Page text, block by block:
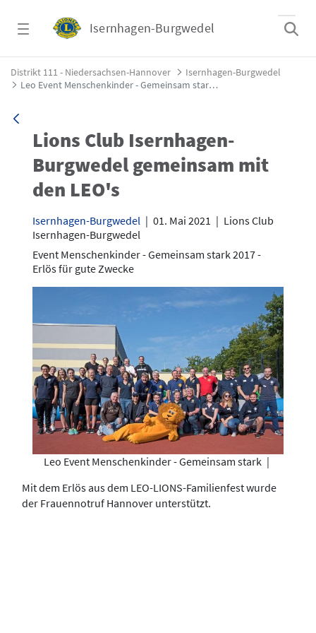
Isernhagen-Burgwedel
Leo Event Menschenkinder - Gemeinsam
Distrikt 111 - Niedersachsen-Hannover
Isernhagen-Burgwedel
Leo Event Menschenkinder - Gemeinsam stark 2017
Lions Club Isernhagen-
Burgwedel gemeinsam mit
den LEO's
Isernhagen-Burgwedel | 01. Mai 2021 | Lions Club
Isernhagen-Burgwedel
Event Menschenkinder - Gemeinsam stark 2017 -
Erlös für gute Zwecke
Leo Event Menschenkinder - Gemeinsam stark |
Mit dem Erlös aus dem LEO-LIONS-Familienfest wurde
der Frauennotruf Hannover unterstützt.